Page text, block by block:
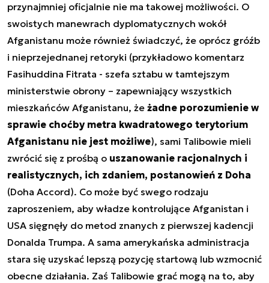
przynajmniej oficjalnie nie ma takowej możliwości. O
swoistych manewrach dyplomatycznych wokół
Afganistanu może również świadczyć, że oprócz gróźb
i nieprzejednanej retoryki (przykładowo komentarz
Fasihuddina Fitrata - szefa sztabu w tamtejszym
ministerstwie obrony – zapewniający wszystkich
mieszkańców Afganistanu, że żadne porozumienie w
sprawie choćby metra kwadratowego terytorium
Afganistanu nie jest możliwe), sami Talibowie mieli
zwrócić się z prośbą o uszanowanie racjonalnych i
realistycznych, ich zdaniem, postanowień z Doha
(Doha Accord). Co może być swego rodzaju
zaproszeniem, aby władze kontrolujące Afganistan i
USA sięgnęły do metod znanych z pierwszej kadencji
Donalda Trumpa. A sama amerykańska administracja
stara się uzyskać lepszą pozycję startową lub wzmocnić
obecne działania. Zaś Talibowie grać mogą na to, aby